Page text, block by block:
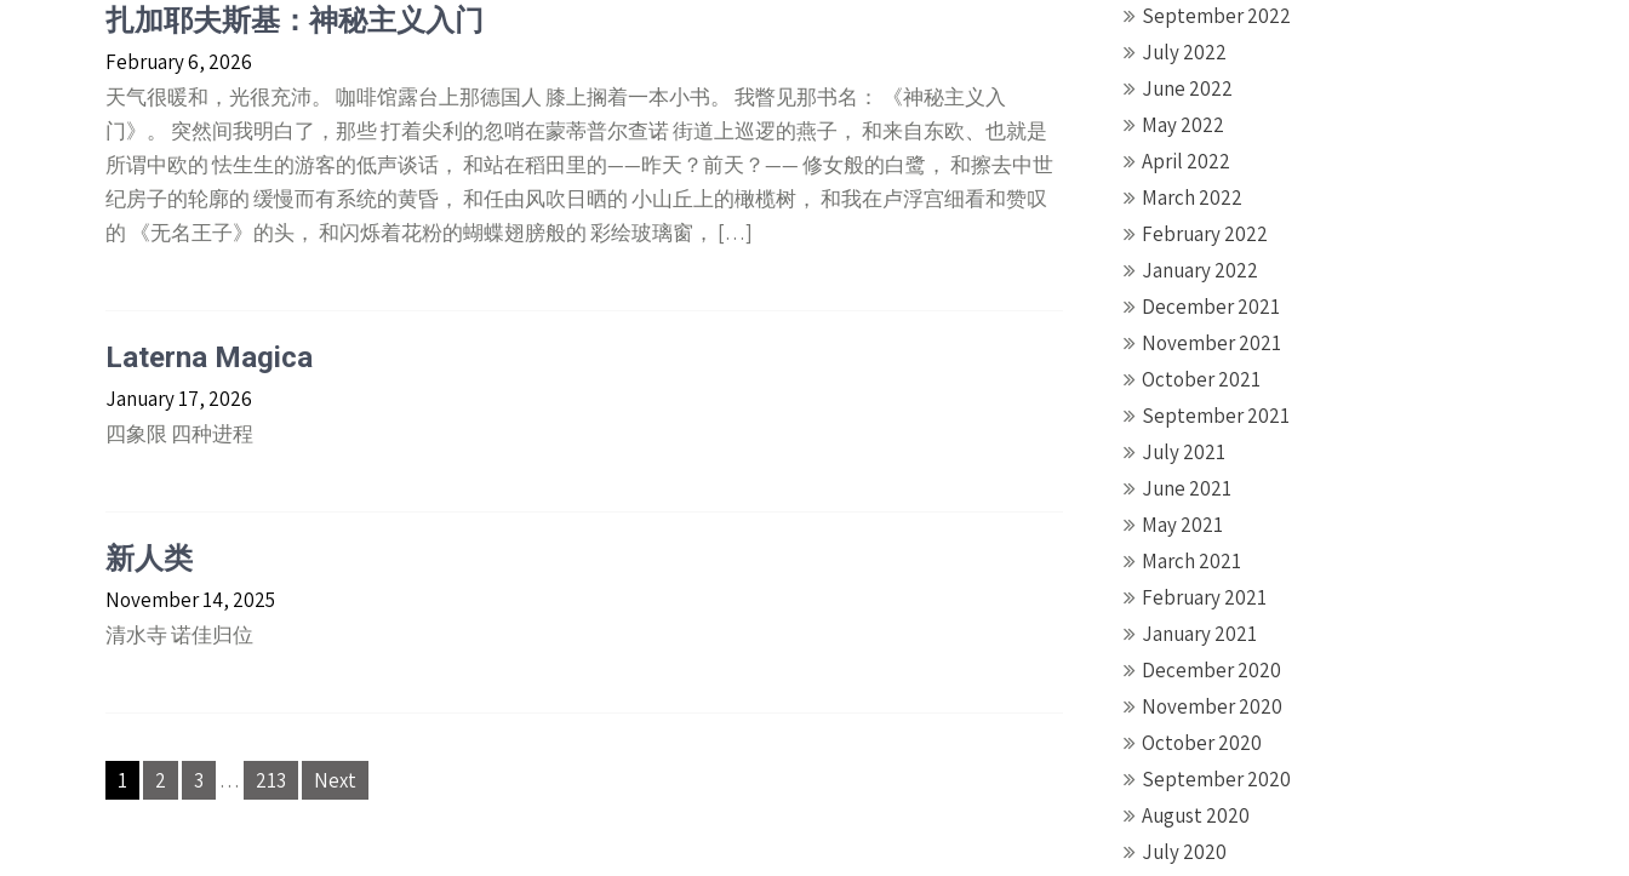
扎加耶夫斯基：神秘主义入门
February 6, 2026
天气很暖和，光很充沛。 咖啡馆露台上那德国人 膝上搁着一本小书。 我瞥见那书名： 《神秘主义入
门》。 突然间我明白了，那些 打着尖利的忽哨在蒙蒂普尔查诺 街道上巡逻的燕子， 和来自东欧、也就是
所谓中欧的 怯生生的游客的低声谈话， 和站在稻田里的——昨天？前天？—— 修女般的白鹭， 和擦去中世
纪房子的轮廓的 缓慢而有系统的黄昏， 和任由风吹日晒的 小山丘上的橄榄树， 和我在卢浮宫细看和赞叹
的 《无名王子》的头， 和闪烁着花粉的蝴蝶翅膀般的 彩绘玻璃窗， […]
Laterna Magica
January 17, 2026
四象限 四种进程
新人类
November 14, 2025
清水寺 诺佳归位
Posts
pagination
1 2 3 … 213 Next
September 2022
July 2022
June 2022
May 2022
April 2022
March 2022
February 2022
January 2022
December 2021
November 2021
October 2021
September 2021
July 2021
June 2021
May 2021
March 2021
February 2021
January 2021
December 2020
November 2020
October 2020
September 2020
August 2020
July 2020